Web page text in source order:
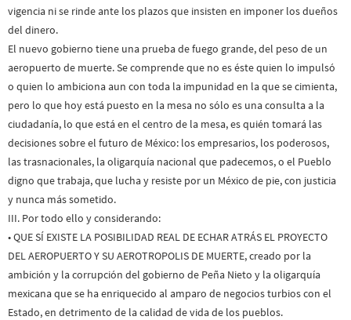
vigencia ni se rinde ante los plazos que insisten en imponer los dueños
del dinero.
El nuevo gobierno tiene una prueba de fuego grande, del peso de un
aeropuerto de muerte. Se comprende que no es éste quien lo impulsó
o quien lo ambiciona aun con toda la impunidad en la que se cimienta,
pero lo que hoy está puesto en la mesa no sólo es una consulta a la
ciudadanía, lo que está en el centro de la mesa, es quién tomará las
decisiones sobre el futuro de México: los empresarios, los poderosos,
las trasnacionales, la oligarquía nacional que padecemos, o el Pueblo
digno que trabaja, que lucha y resiste por un México de pie, con justicia
y nunca más sometido.
III. Por todo ello y considerando:
• QUE SÍ EXISTE LA POSIBILIDAD REAL DE ECHAR ATRÁS EL PROYECTO
DEL AEROPUERTO Y SU AEROTROPOLIS DE MUERTE, creado por la
ambición y la corrupción del gobierno de Peña Nieto y la oligarquía
mexicana que se ha enriquecido al amparo de negocios turbios con el
Estado, en detrimento de la calidad de vida de los pueblos.